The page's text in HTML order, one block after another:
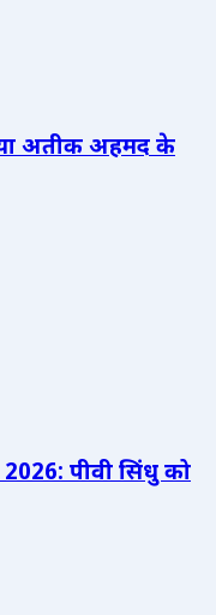
अतीक अहमद के
पीवी सिंधु को